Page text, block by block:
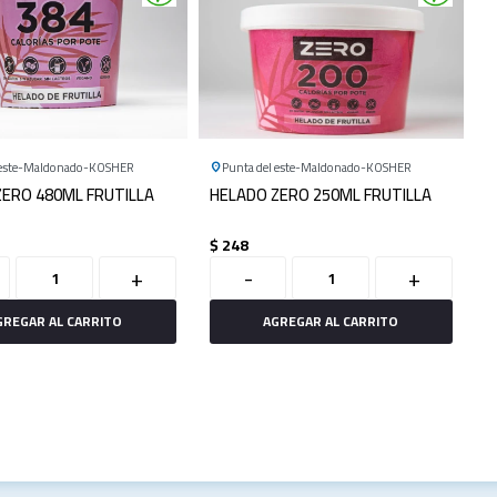
Maldonado KOSHER
480ML FRUTILLA
+
Punta del este Maldonado KOSHER
HELADO ZERO 250ML FRUTILLA
$248
- +